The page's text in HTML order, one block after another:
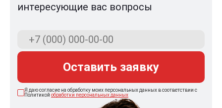
интересующие вас вопросы
Оставить заявку
Я даю согласие на обработку моих персональных данных в соответствии с
Политикой обработки персональных данных